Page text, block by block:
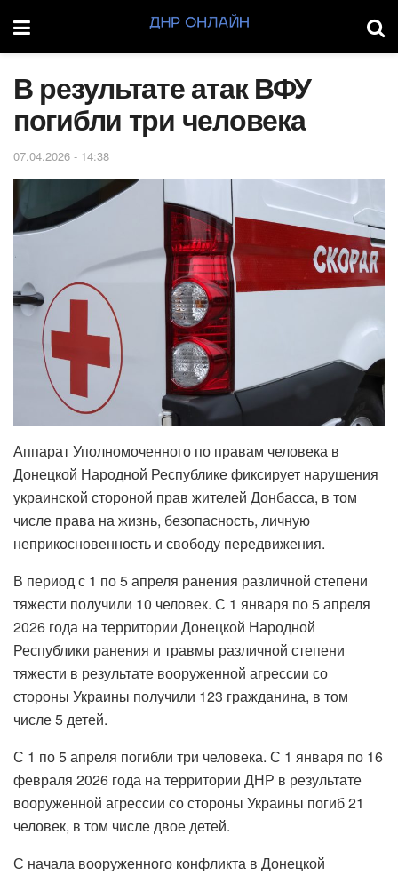
В результате атак ВФУ
погибли три человека
07.04.2026 - 14:38
Аппарат Уполномоченного по правам человека в
Донецкой Народной Республике фиксирует нарушения
украинской стороной прав жителей Донбасса, в том
числе права на жизнь, безопасность, личную
неприкосновенность и свободу передвижения.
В период с 1 по 5 апреля ранения различной степени
тяжести получили 10 человек. С 1 января по 5 апреля
2026 года на территории Донецкой Народной
Республики ранения и травмы различной степени
тяжести в результате вооруженной агрессии со
стороны Украины получили 123 гражданина, в том
числе 5 детей.
С 1 по 5 апреля погибли три человека. С 1 января по 16
февраля 2026 года на территории ДНР в результате
вооруженной агрессии со стороны Украины погиб 21
человек, в том числе двое детей.
С начала вооруженного конфликта в Донецкой